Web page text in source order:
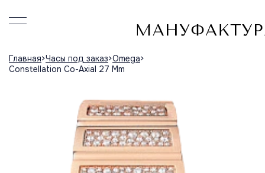
Главная Часы под заказ Omega
Constellation Co-Axial 27 Mm